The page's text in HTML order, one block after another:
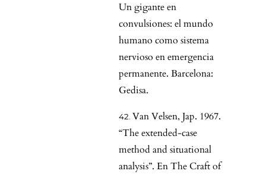
Un gigante en
convulsiones: el mundo
humano como sistema
nervioso en emergencia
permanente. Barcelona:
Gedisa.
Van Velsen, Jap. 1967.
“The extended-case
method and situational
analysis”. En The Craft of